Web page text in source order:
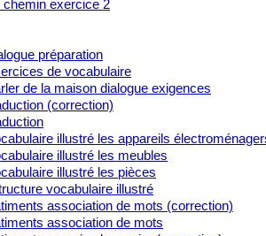
chemin exercice 2
préparation
de vocabulaire
de la maison dialogue exigences
(correction)
illustré les appareils
illustré les meubles
illustré les pièces
vocabulaire illustré
association de mots (correction)
association de mots